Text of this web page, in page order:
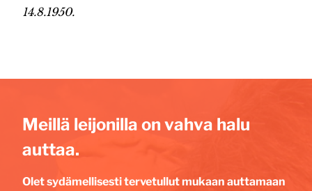
14.8.1950.
Meillä leijonilla on vahva halu
auttaa.
Olet sydämellisesti tervetullut mukaan auttamaan